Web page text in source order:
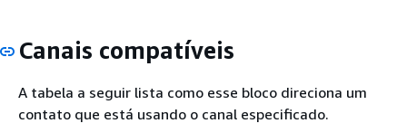
Canais compatíveis
A tabela a seguir lista como esse bloco direciona um
contato que está usando o canal especificado.